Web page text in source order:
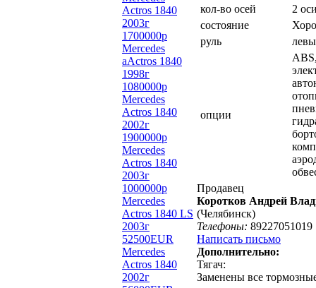
Actros 1840
2003г
1700000р
Mercedes
aActros 1840
1998г
1080000р
Mercedes
Actros 1840
2002г
1900000р
Mercedes
Actros 1840
2003г
1000000р
Mercedes
Actros 1840 LS
2003г
52500EUR
Mercedes
Actros 1840
2002г
кол-во осей
2
состояние
руль
опции
Продавец
Коротков Андрей
(Челябинск)
Телефоны: 89227051019
Написать письмо
Дополнительно:
Тягач:
Заменены все